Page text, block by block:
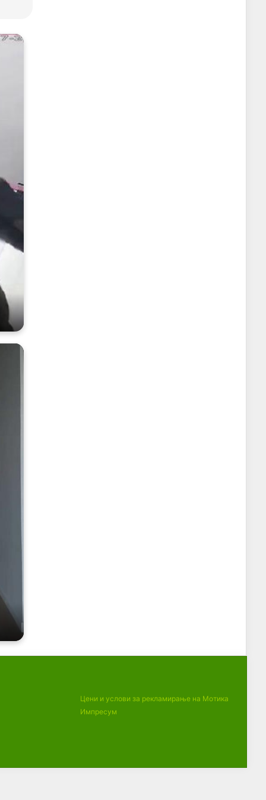
Цени и услови за рекламирање на Мотика
Импресум